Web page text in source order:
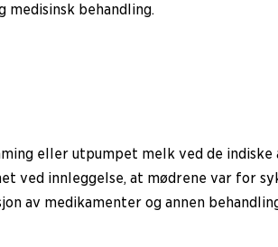
medisinsk behandling.
eller utpumpet melk ved de
innleggelse, at mødrene var for
av medikamenter og annen